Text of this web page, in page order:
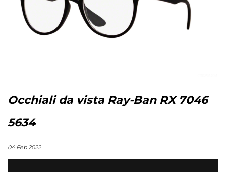
Occhiali da vista Ray-Ban RX 7046
5634
04 Feb 2022